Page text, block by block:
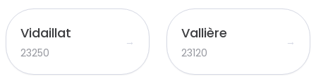
Vidaillat
23250
→ Vallière
23120
→